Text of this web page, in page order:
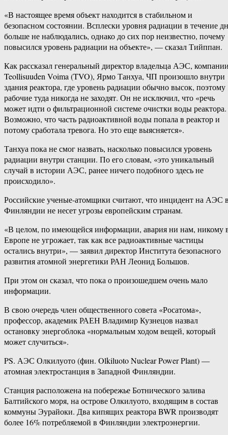
«В настоящее время объект находится в стабильном и
безопасном состоянии. Всплески уровня радиации в течение
больше не наблюдались, однако до сих пор неизвестно, почему
повысился уровень радиации на объекте», — сказал Тийппан.
Как рассказал генеральный директор владельца АЭС,
Teollisuuden Voima (TVO), Ярмо Танхуа, ЧП произошло внутри
здания реактора, где уровень радиации обычно высок, поэтому
рабочие туда никогда не заходят. Он не исключил, что «речь
может идти о фильтрационной системе очистки воды реактора.
Возможно, что часть радиоактивной воды попала в реактор и
потому сработала тревога. Но это еще выясняется».
Танхуа пока не смог назвать, насколько повысился уровень
радиации внутри станции. По его словам, «это уникальный
случай в истории АЭС, ранее ничего подобного здесь не
происходило».
Российские ученые-атомщики считают, что инцидент на АЭС
Финляндии не несет угрозы европейским странам.
«В целом, по имеющейся информации, авария ни нам, никому
Европе не угрожает, так как все радиоактивные частицы
остались внутри», — заявил директор Института безопасного
развития атомной энергетики РАН Леонид Большов.
При этом он сказал, что пока о произошедшем очень мало
информации.
В свою очередь член общественного совета «Росатома»,
профессор, академик РАЕН Владимир Кузнецов назвал
остановку энергоблока «нормальным ходом вещей, который
может случиться».
PS. АЭС Олкилуото (фин. Olkiluoto Nuclear Power Plant) —
атомная электростанция в Западной Финляндии.
Станция расположена на побережье Ботнического залива
Балтийского моря, на острове Олкилуото, входящим в состав
коммуны Эурайоки. Два кипящих реактора BWR производят
более 16% потребляемой в Финляндии электроэнергии.